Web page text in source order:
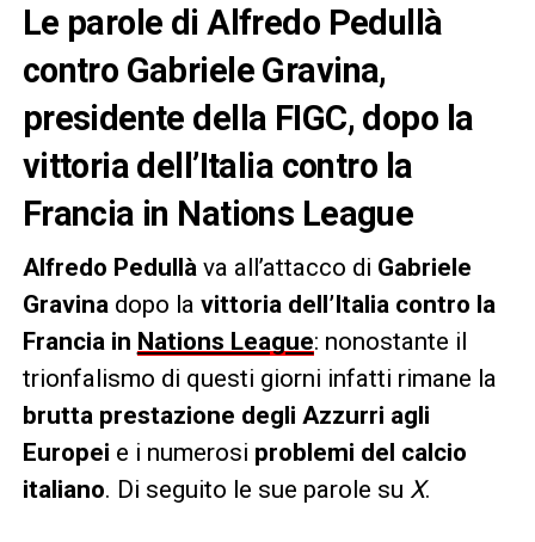
Le parole di Alfredo Pedullà
contro Gabriele Gravina,
presidente della FIGC, dopo la
vittoria dell’Italia contro la
Francia in Nations League
Alfredo Pedullà va all’attacco di Gabriele
Gravina dopo la vittoria dell’Italia contro la
Francia in Nations League: nonostante il
trionfalismo di questi giorni infatti rimane la
brutta prestazione degli Azzurri agli
Europei e i numerosi problemi del calcio
italiano. Di seguito le sue parole su X.